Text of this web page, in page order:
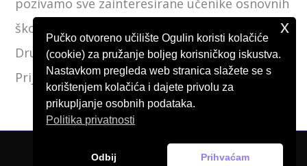
pozivamo sve zainteresirane učenike osnovnih
škola na upis u Školu šaha koju provodi
Društvo pedagoga tehničke kulture Ogulin.
Prijave na: dptkogulin@gmail.com.
Pučko otvoreno učilište Ogulin koristi kolačiće
(cookie) za pružanje boljeg korisničkog iskustva.
Nastavkom pregleda web stranica slažete se s
korištenjem kolačića i dajete privolu za
prikupljanje osobnih podataka.
Politika privatnosti
Odbij Prihvaćam
x